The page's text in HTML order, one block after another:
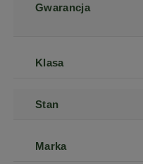
Gwarancja
Klasa
Stan
Marka